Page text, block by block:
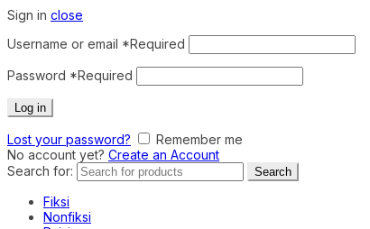
Sign in close
Username or email *Required
Password *Required
Log in
Lost your password?
Remember me
No account yet? Create an Account
Search for:
Search
Fiksi
Nonfiksi